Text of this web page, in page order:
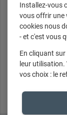
Installez-vous
vous offrir une
cookies nous
- et c'est vous
En cliquant sur
leur utilisation.
vos choix : le